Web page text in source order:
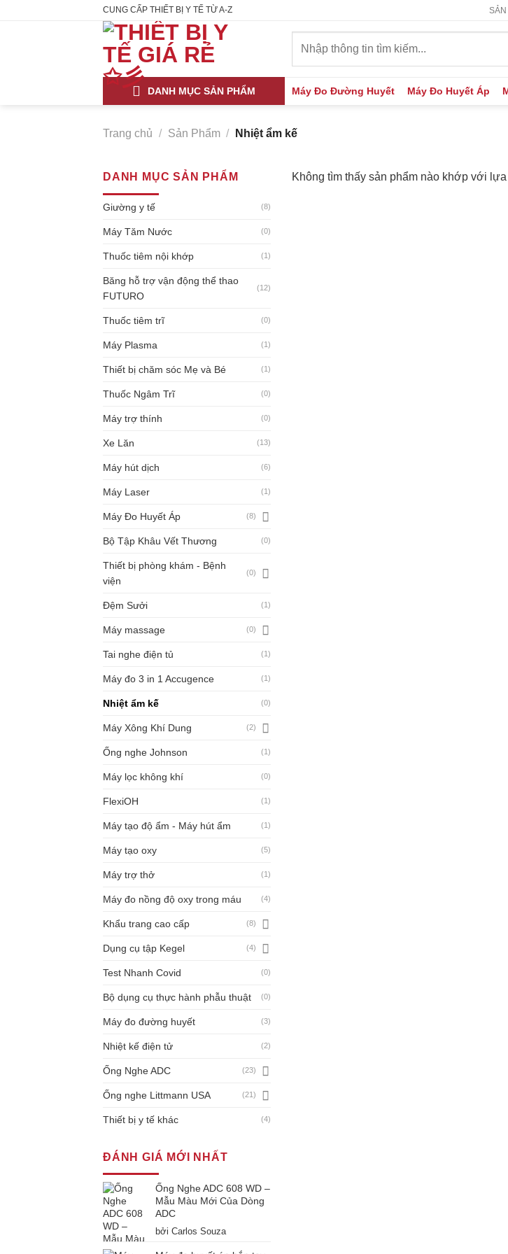
CUNG CẤP THIẾT BỊ Y TẾ TỪ A-Z SẢN
kiếm:
DANH MỤC SẢN PHẨM Máy Đo Đường Huyết Máy Đo Huyết Áp
Trang chủ / Sản Phẩm / Nhiệt ẩm kế
DANH MỤC SẢN PHẨM
Giường y tế (8)
Máy Tăm Nước (0)
Thuốc tiêm nội khớp (1)
Băng hỗ trợ vận động thể thao
FUTURO
(12)
Thuốc tiêm trĩ (0)
Máy Plasma (1)
Thiết bị chăm sóc Mẹ và Bé (1)
Thuốc Ngâm Trĩ (0)
Máy trợ thính (0)
Xe Lăn (13)
Máy hút dịch (6)
Máy Laser (1)
Máy Đo Huyết Áp (8)
Bộ Tập Khâu Vết Thương (0)
Thiết bị phòng khám - Bệnh
viện
(0)
Đệm Sưởi (1)
Máy massage (0)
Tai nghe điện tủ (1)
Máy đo 3 in 1 Accugence (1)
Nhiệt ẩm kế (0)
Máy Xông Khí Dung (2)
Ống nghe Johnson (1)
Máy lọc không khí (0)
FlexiOH (1)
Máy tạo độ ẩm - Máy hút ẩm (1)
Máy tạo oxy (5)
Máy trợ thở (1)
Máy đo nồng độ oxy trong máu (4)
Khẩu trang cao cấp (8)
Dụng cụ tập Kegel (4)
Test Nhanh Covid (0)
Bộ dụng cụ thực hành phẫu thuật (0)
Máy đo đường huyết (3)
Nhiệt kế điện tử (2)
Ống Nghe ADC (23)
Ống nghe Littmann USA (21)
Thiết bị y tế khác (4)
ĐÁNH GIÁ MỚI NHẤT
Ống Nghe ADC 608 WD –
Mẫu Màu Mới Của Dòng
ADC
bởi Carlos Souza
Không tìm thấy sản phẩm nào khớp với